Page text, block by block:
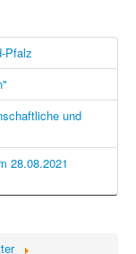
Pfalz
und
28.08.2021